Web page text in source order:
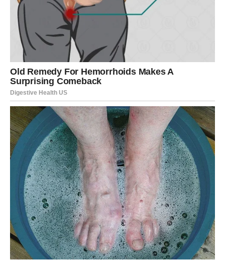
Jarac dobija priznanje, šansu, ponudu ili finansijski rast
kakav se čeka dugo.
Neki Jarčevi ulaze u:
novi posao,
novu poziciju,
bolju zaradu,
sopstveni biznis,
napredovanje koje menja sve.
Sudbina bukvalno „otključava“ polje uspeha.
✓ Rešavanje problema koji je dugo mučio
Jarčevi zatvaraju jedan veliki krug — odnos koji ih je
iscrpeo, situaciju koja je blokirala, ili finansijski teret koji